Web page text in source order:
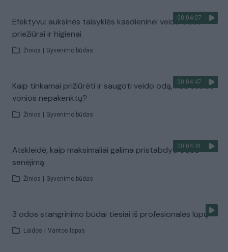
00:04:07
Efektyvu: auksinės taisyklės kasdieninei veido odos
priežiūrai ir higienai
Žinios Gyvenimo būdas
00:04:47
Kaip tinkamai prižiūrėti ir saugoti veido odą, kad saulės
vonios nepakenktų?
Žinios Gyvenimo būdas
00:04:41
Atskleidė, kaip maksimaliai galima pristabdyti odos
senėjimą
Žinios Gyvenimo būdas
3 odos stangrinimo būdai tiesiai iš profesionalės lūpų
Laidos Vantos lapas